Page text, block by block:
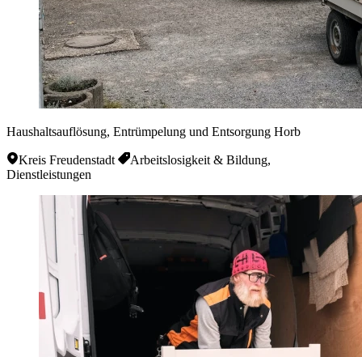
Haushaltsauflösung, Entrümpelung und Entsorgung Horb
Kreis Freudenstadt
Arbeitslosigkeit & Bildung,
Dienstleistungen